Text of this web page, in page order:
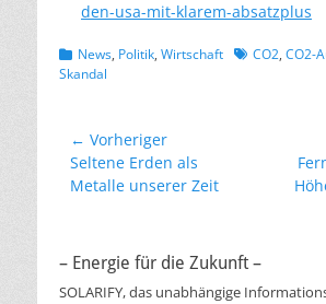
den-usa-mit-klarem-absatzplus
Kategorien
News, Politik, Wirtschaft Schlagworte
CO2, CO2-
Skandal
Beitragsnavigation
← Vorheriger
Vorheriger
Beitrag:
Seltene Erden als
Metalle unserer Zeit
Nächster
Beitrag:
– Energie für die Zukunft –
SOLARIFY, das unabhängige